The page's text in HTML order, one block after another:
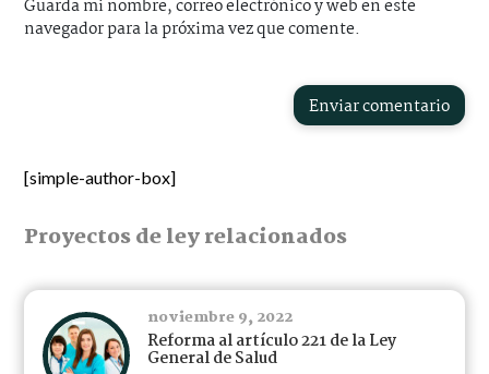
Guarda mi nombre, correo electrónico y web en este
navegador para la próxima vez que comente.
Enviar comentario
[simple-author-box]
Proyectos de ley relacionados
noviembre 9, 2022
Reforma al artículo 221 de la Ley
General de Salud